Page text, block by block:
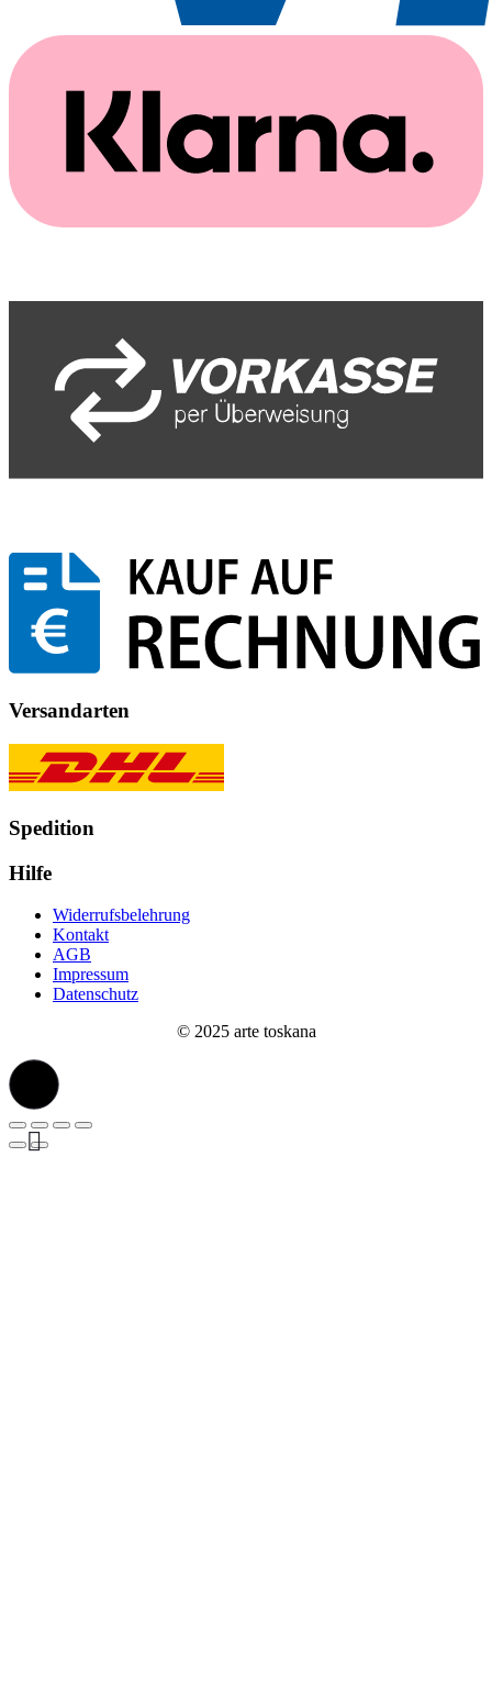
Versandarten
Spedition
Hilfe
Widerrufsbelehrung
Kontakt
AGB
Impressum
Datenschutz
© 2025 arte toskana